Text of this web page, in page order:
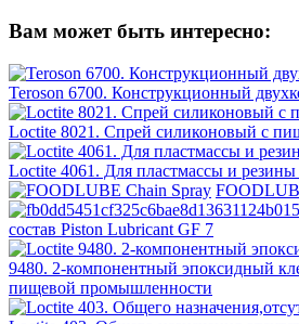
Вам может быть интересно:
Teroson 6700. Конструкционный
Loctite 8021. Спрей силиконовый с
Loctite 4061. Для пластмассы и
состав Piston Lubricant GF 7
9480. 2-компонентный эпоксидный
пищевой промышленности